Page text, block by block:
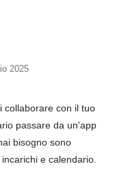
2025
collaborare con il tuo
passare da un'app
bisogno sono
e calendario.